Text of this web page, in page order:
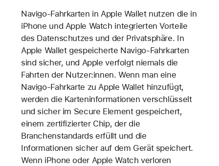
Navigo-Fahrkarten in Apple Wallet nutzen die in
iPhone und Apple Watch integrierten Vorteile
des Datenschutzes und der Privatsphäre. In
Apple Wallet gespeicherte Navigo-Fahrkarten
sind sicher, und Apple verfolgt niemals die
Fahrten der Nutzer:innen. Wenn man eine
Navigo-Fahrkarte zu Apple Wallet hinzufügt,
werden die Karteninformationen verschlüsselt
und sicher im Secure Element gespeichert,
einem zertifizierter Chip, der die
Branchenstandards erfüllt und die
Informationen sicher auf dem Gerät speichert.
Wenn iPhone oder Apple Watch verloren